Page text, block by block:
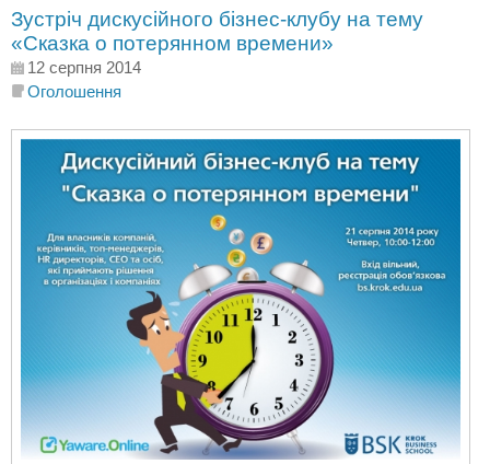
Зустріч дискусійного бізнес-клубу на тему
«Сказка о потерянном времени»
12 серпня 2014
Оголошення